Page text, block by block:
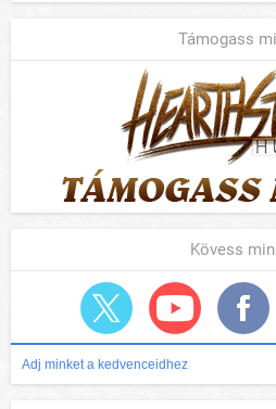
Támogass
Kövess
Adj minket a kedvenceidhez